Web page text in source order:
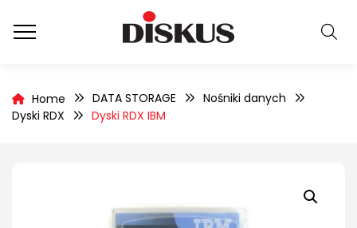
Home DATA STORAGE
Nośniki danych
Dyski RDX
Dyski RDX IBM